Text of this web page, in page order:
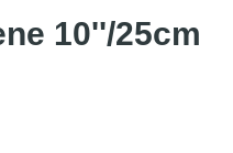
10''/25cm